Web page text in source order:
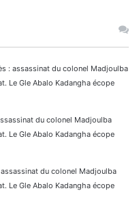
: assassinat du colonel Madjoulba
Le Gle Abalo Kadangha écope
du colonel Madjoulba
Le Gle Abalo Kadangha écope
du colonel Madjoulba
Le Gle Abalo Kadangha écope